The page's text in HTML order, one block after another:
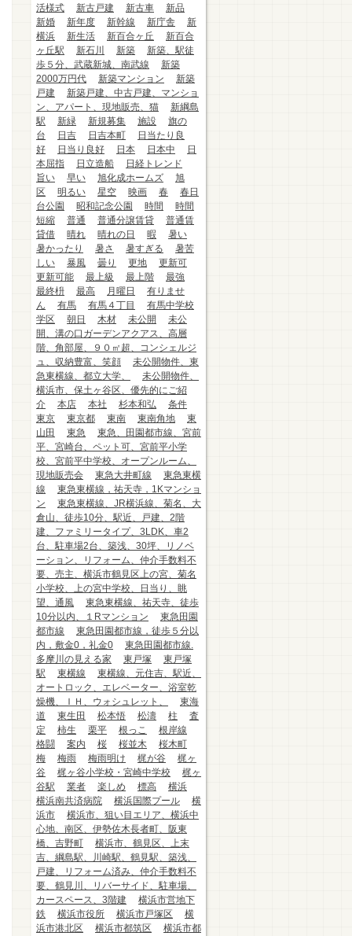
活様式
新古戸建 新古車
新品
新婚
新年度 新幹線 新庁舎
新
横浜
新生活 新百合ヶ丘
新百合
ヶ丘駅
新石川 新築
新築、駅徒
歩５分、武蔵新城、南武線
新築
2000万円代
新築マンション
新築
戸建
新築戸建、中古戸建、マンショ
ン、アパート、現地販売、猫
新綱島
駅
新緑 新規募集 施設
旗の
台
日吉 日吉本町
日当たり良
好
日当り良好 日本 日本中
日
本屈指
日立造船
日経トレンド
旨い
早い 旭化成ホームズ
旭
区
明るい 星空 映画 春
春日
台公園
昭和記念公園 時間
時間
短縮
普通 普通分譲賃貸
普通賃
貸借
晴れ 晴れの日 暇
暑い
暑かったり
暑さ 暑すぎる
暑苦
しい
暴風 曇り 更地
更新可
更新可能
最上級 最上階
最強
最終枡
最高 月曜日
有りませ
ん
有馬 有馬４丁目
有馬中学校
学区
朝日 木材 未公開
未公
開、溝の口ガーデンアクアス、高層
階、角部屋、９０㎡超、コンシェルジ
ュ、収納豊富、笑顔
未公開物件、東
急東横線、都立大学、
未公開物件、
横浜市、保土ヶ谷区、優先的にご紹
介
本店 本社 杉本和弘
条件
東京
東京都 東南 東南角地
東
山田
東急
東急、田園都市線、宮前
平、宮崎台、ペット可、宮前平小学
校、宮前平中学校、オープンルーム、
現地販売会
東急大井町線
東急東横
線
東急東横線，祐天寺，1Kマンショ
ン
東急東横線、JR横浜線、菊名、大
倉山、徒歩10分、駅近、戸建、2階
建、ファミリータイプ、3LDK、車2
台、駐車場2台、築浅、30坪、リノベ
ーション、リフォーム、仲介手数料不
要、売主、横浜市鶴見区上の宮、菊名
小学校、上の宮中学校、日当り、眺
望、通風
東急東横線、祐天寺、徒歩
10分以内、１Rマンション
東急田園
都市線
東急田園都市線，徒歩５分以
内，敷金0，礼金0
東急田園都市線.
多摩川の見える家
東戸塚
東戸塚
駅
東横線
東横線、元住吉、駅近、
オートロック、エレベーター、浴室乾
燥機、ＩＨ、ウォシュレット、
東海
道
東生田 松本悟 松濤 柱
査
定
柿生 栗平 根っこ
根岸線
格闘
案内 桜 桜並木
桜木町
梅
梅雨 梅雨明け 梶が谷
梶ヶ
谷
梶ヶ谷小学校・宮崎中学校
梶ヶ
谷駅
業者 楽しめ 標高
横浜
横浜南共済病院
横浜国際プール
横
浜市
横浜市、狙い目エリア、横浜中
心地、南区、伊勢佐木長者町、阪東
橋、吉野町
横浜市、鶴見区、上末
吉、綱島駅、川崎駅、鶴見駅、築浅、
戸建、リフォーム済み、仲介手数料不
要、鶴見川、リバーサイド、駐車場、
カースペース、3階建
横浜市営地下
鉄
横浜市役所 横浜市戸塚区
横
浜市港北区
横浜市都筑区
横浜市都